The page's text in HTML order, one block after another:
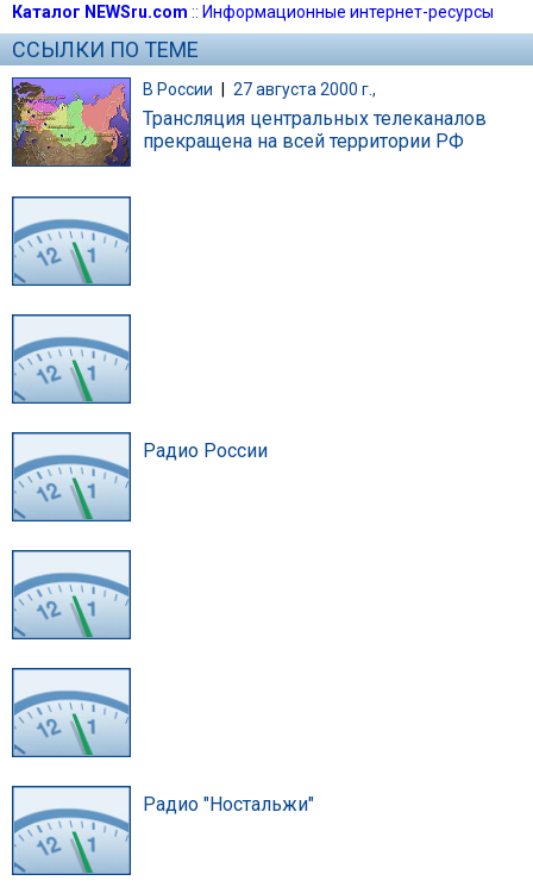
Каталог NEWSru.com :: Информационные интернет-ресурсы
ССЫЛКИ ПО ТЕМЕ
В России | 27 августа 2000 г.,
Трансляция центральных телеканалов
прекращена на всей территории РФ
Радио России
Радио "Ностальжи"